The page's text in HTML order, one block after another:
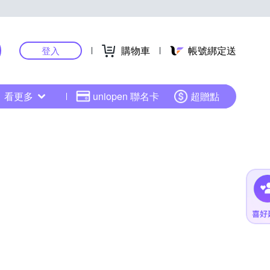
登入 購物車 帳號綁定送
看更多 uniopen 聯名卡 超贈點